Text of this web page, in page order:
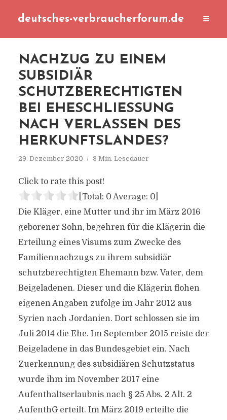
deutsches-verbraucherforum.de
NACHZUG ZU EINEM
SUBSIDIÄR
SCHUTZBERECHTIGTEN
BEI EHESCHLIESSUNG N
ACH VERLASSEN DES H
ERKUNFTSLANDES?
29. Dezember 2020 3 Min. Lesedauer
Click to rate this post!
[Total: 0 Average: 0]
Die Kläger, eine Mutter und ihr im März 2016
geborener Sohn, begehren für die Klägerin die
Erteilung eines Visums zum Zwecke des
Familiennachzugs zu ihrem subsidiär
schutzberechtigten Ehemann bzw. Vater, dem
Beigeladenen. Dieser und die Klägerin flohen
eigenen Angaben zufolge im Jahr 2012 aus
Syrien nach Jordanien. Dort schlossen sie im
Juli 2014 die Ehe. Im September 2015 reiste der
Beigeladene in das Bundesgebiet ein. Nach
Zuerkennung des subsidiären Schutzstatus
wurde ihm im November 2017 eine
Aufenthaltserlaubnis nach § 25 Abs. 2 Alt. 2
AufenthG erteilt. Im März 2019 erteilte die